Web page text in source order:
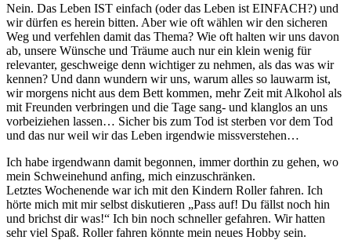
Nein. Das Leben IST einfach (oder das Leben ist EINFACH?) und
wir dürfen es herein bitten. Aber wie oft wählen wir den sicheren
Weg und verfehlen damit das Thema? Wie oft halten wir uns davon
ab, unsere Wünsche und Träume auch nur ein klein wenig für
relevanter, geschweige denn wichtiger zu nehmen, als das was wir
kennen? Und dann wundern wir uns, warum alles so lauwarm ist,
wir morgens nicht aus dem Bett kommen, mehr Zeit mit Alkohol als
mit Freunden verbringen und die Tage sang- und klanglos an uns
vorbeiziehen lassen… Sicher bis zum Tod ist sterben vor dem Tod
und das nur weil wir das Leben irgendwie missverstehen…
Ich habe irgendwann damit begonnen, immer dorthin zu gehen, wo
mein Schweinehund anfing, mich einzuschränken.
Letztes Wochenende war ich mit den Kindern Roller fahren. Ich
hörte mich mit mir selbst diskutieren „Pass auf! Du fällst noch hin
und brichst dir was!“ Ich bin noch schneller gefahren. Wir hatten
sehr viel Spaß. Roller fahren könnte mein neues Hobby sein.